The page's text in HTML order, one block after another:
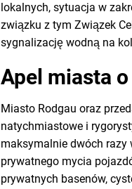
lokalnych, sytuacja w
związku z tym Związek
sygnalizację wodną na
Apel miasta
Miasto Rodgau oraz
natychmiastowe i
maksymalnie dwóch razy
prywatnego mycia
prywatnych basenów,